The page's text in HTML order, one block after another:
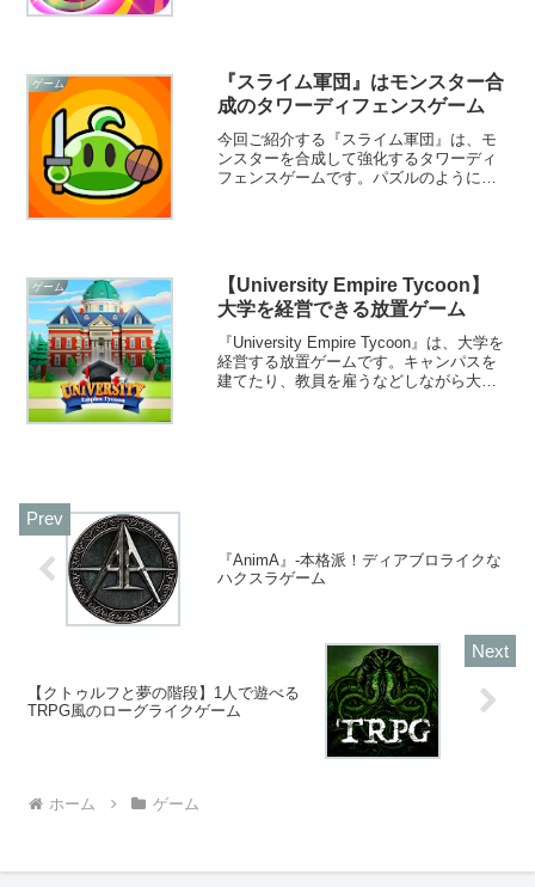
ゲーム
『スライム軍団』はモンスター合
成のタワーディフェンスゲーム
今回ご紹介する『スライム軍団』は、モ
ンスターを合成して強化するタワーディ
フェンスゲームです。パズルのようにモ
ゲーム
【University Empire Tycoon】
大学を経営できる放置ゲーム
『University Empire Tycoon』は、大学を
経営する放置ゲームです。キャンパスを
建てたり、教員を雇うなどしながら大学
『AnimA』-本格派！ディアブロライクな
ハクスラゲーム
【クトゥルフと夢の階段】1人で遊べる
TRPG風のローグライクゲーム
ホーム ゲーム